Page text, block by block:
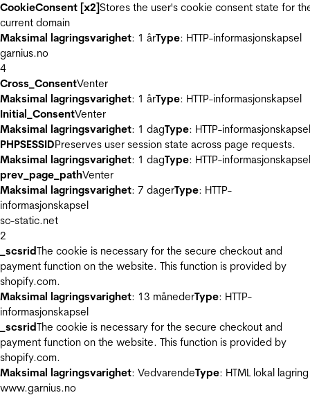
CookieConsent [x2]Stores the user's cookie consent state for
current domain
Maksimal lagringsvarighet: 1 årType: HTTP-informasjonskapsel
garnius.no
4
Cross_ConsentVenter
Maksimal lagringsvarighet: 1 årType: HTTP-informasjonskapsel
Initial_ConsentVenter
Maksimal lagringsvarighet: 1 dagType: HTTP-informasjonskapsel
PHPSESSIDPreserves user session state across page requests.
Maksimal lagringsvarighet: 1 dagType: HTTP-informasjonskapsel
prev_page_pathVenter
Maksimal lagringsvarighet: 7 dagerType: HTTP-
informasjonskapsel
sc-static.net
2
_scsridThe cookie is necessary for the secure checkout and
payment function on the website. This function is provided by
shopify.com.
Maksimal lagringsvarighet: 13 månederType: HTTP-
informasjonskapsel
_scsridThe cookie is necessary for the secure checkout and
payment function on the website. This function is provided by
shopify.com.
Maksimal lagringsvarighet: VedvarendeType: HTML lokal lagring
www.garnius.no